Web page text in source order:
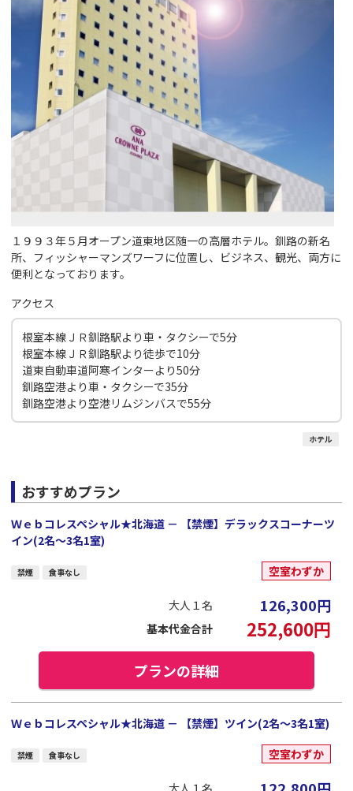
１９９３年５月オープン道東地区随一の高層ホテル。釧路の新名
所、フィッシャーマンズワーフに位置し、ビジネス、観光、両方に
便利となっております。
アクセス
根室本線ＪＲ釧路駅より車・タクシーで5分
根室本線ＪＲ釧路駅より徒歩で10分
道東自動車道阿寒インターより50分
釧路空港より車・タクシーで35分
釧路空港より空港リムジンバスで55分
ホテル
おすすめプラン
Ｗｅｂコレスペシャル★北海道 － 【禁煙】デラックスコーナーツ
イン(2名～3名1室)
禁煙 食事なし 空室わずか
大人１名 126,300円
基本代金合計 252,600円
プランの詳細
Ｗｅｂコレスペシャル★北海道 － 【禁煙】ツイン(2名～3名1室)
禁煙 食事なし 空室わずか
大人１名